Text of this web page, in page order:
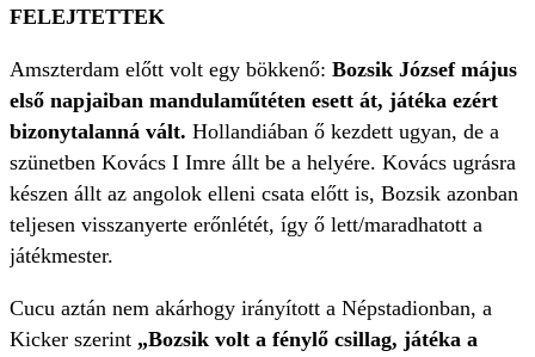
FELEJTETTEK
Amszterdam előtt volt egy bökkenő: Bozsik József május
első napjaiban mandulaműtéten esett át, játéka ezért
bizonytalanná vált. Hollandiában ő kezdett ugyan, de a
szünetben Kovács I Imre állt be a helyére. Kovács ugrásra
készen állt az angolok elleni csata előtt is, Bozsik azonban
teljesen visszanyerte erőnlétét, így ő lett/maradhatott a
játékmester.
Cucu aztán nem akárhogy irányított a Népstadionban, a
Kicker szerint „Bozsik volt a fénylő csillag, játéka a